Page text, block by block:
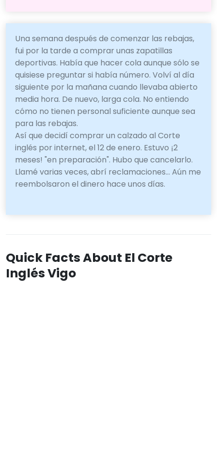
Una semana después de comenzar las rebajas,
fui por la tarde a comprar unas zapatillas
deportivas. Había que hacer cola aunque sólo se
quisiese preguntar si había número. Volví al día
siguiente por la mañana cuando llevaba abierto
media hora. De nuevo, larga cola. No entiendo
cómo no tienen personal suficiente aunque sea
para las rebajas.
Así que decidí comprar un calzado al Corte
inglés por internet, el 12 de enero. Estuvo ¡2
meses! "en preparación". Hubo que cancelarlo.
Llamé varias veces, abrí reclamaciones... Aún me
reembolsaron el dinero hace unos días.
Quick Facts About El Corte
Inglés Vigo